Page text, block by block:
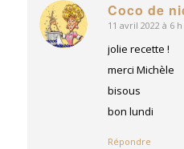
Coco de
dit
:
11 avril 2022 à 6
jolie recette !
merci Michèle
bisous
bon lundi
Répondre